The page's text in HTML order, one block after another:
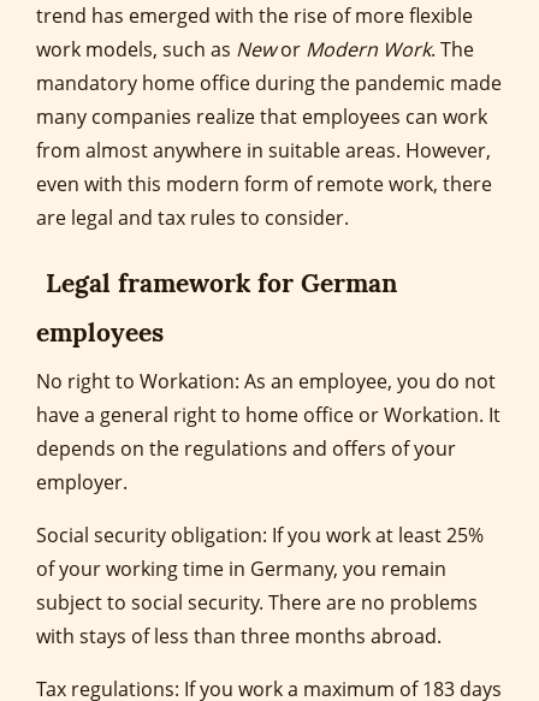
trend has emerged with the rise of more flexible
work models, such as Newor Modern Work. The
mandatory home office during the pandemic made
many companies realize that employees can work
from almost anywhere in suitable areas. However,
even with this modern form of remote work, there
are legal and tax rules to consider.
Legal framework for German
employees
No right to Workation: As an employee, you do not
have a general right to home office or Workation. It
depends on the regulations and offers of your
employer.
Social security obligation: If you work at least 25%
of your working time in Germany, you remain
subject to social security. There are no problems
with stays of less than three months abroad.
Tax regulations: If you work a maximum of 183 days